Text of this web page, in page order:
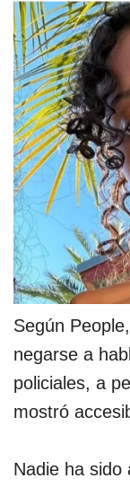
Según
negarse a
policiales, a
mostró
Nadie ha sido